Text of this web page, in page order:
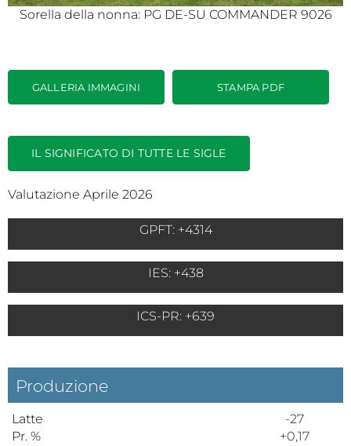
Sorella della nonna: PG DE-SU COMMANDER 9026
GALLERIA IMMAGINI STAMPA PDF
IL SIGNIFICATO DI TUTTE LE SIGLE
Valutazione Aprile 2026
GPFT: +4314
IES: +438
ICS-PR: +639
Produzione
Latte
-27
Pr. %
+0,17